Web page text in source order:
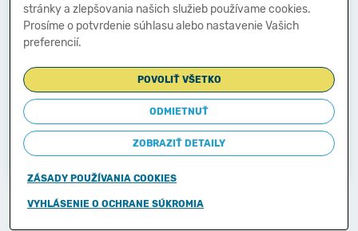
E-mailová adresa:
-
Zostavená dňa:
17.01.2014
Schválená dňa:
-
stránky a zlepšovania našich služieb používame cookies.
Prosíme o potvrdenie súhlasu alebo nastavenie Vašich
preferencií.
POVOLIŤ VŠETKO
ODMIETNUŤ
ZOBRAZIŤ DETAILY
ZÁSADY POUŽÍVANIA COOKIES
VYHLÁSENIE O OCHRANE SÚKROMIA
Copyright © 2011-2026